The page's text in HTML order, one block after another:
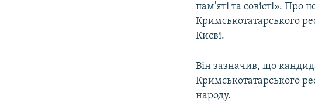
пам'яті та совісті». Про
Кримськотатарського
Києві.
Він зазначив, що
Кримськотатарського
народу.